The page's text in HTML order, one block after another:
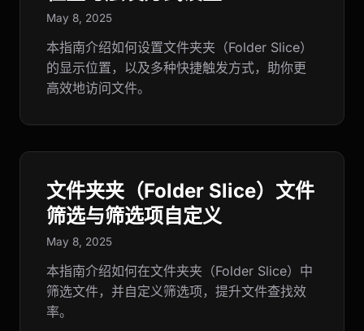
May 8, 2025
本指南介绍如何设置文件夹夹（Folder Slice）
的显示位置，以及多种快捷触发方式，助你更
高效地访问文件。
文件夹夹（Folder Slice）文件
筛选与筛选项自定义
May 8, 2025
本指南介绍如何在文件夹夹（Folder Slice）中
筛选文件，并自定义筛选项，提升文件查找效
率。